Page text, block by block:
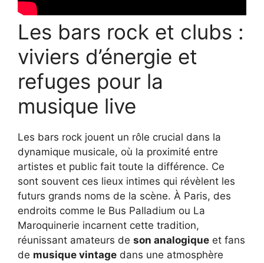
Les bars rock et clubs :
viviers d’énergie et
refuges pour la
musique live
Les bars rock jouent un rôle crucial dans la
dynamique musicale, où la proximité entre
artistes et public fait toute la différence. Ce
sont souvent ces lieux intimes qui révèlent les
futurs grands noms de la scène. À Paris, des
endroits comme le Bus Palladium ou La
Maroquinerie incarnent cette tradition,
réunissant amateurs de son analogique et fans
de musique vintage dans une atmosphère